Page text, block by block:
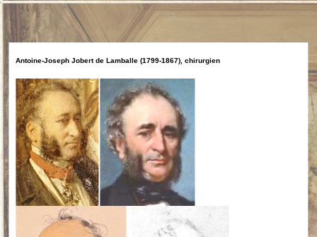
Antoine-Joseph Jobert de Lamballe (1799-1867), chirurgien